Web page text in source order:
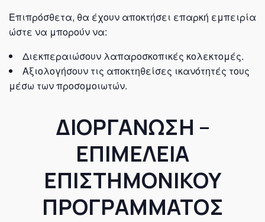
Επιπρόσθετα, θα έχουν αποκτήσει επαρκή εμπειρία
ώστε να μπορούν να:
Διεκπεραιώσουν λαπαροσκοπικές κολεκτομές.
Αξιολογήσουν τις αποκτηθείσες ικανότητές τους
μέσω των προσομοιωτών.
ΔΙΟΡΓΑΝΩΣΗ –
ΕΠΙΜΕΛΕΙΑ
ΕΠΙΣΤΗΜΟΝΙΚΟΥ
ΠΡΟΓΡΑΜΜΑΤΟΣ